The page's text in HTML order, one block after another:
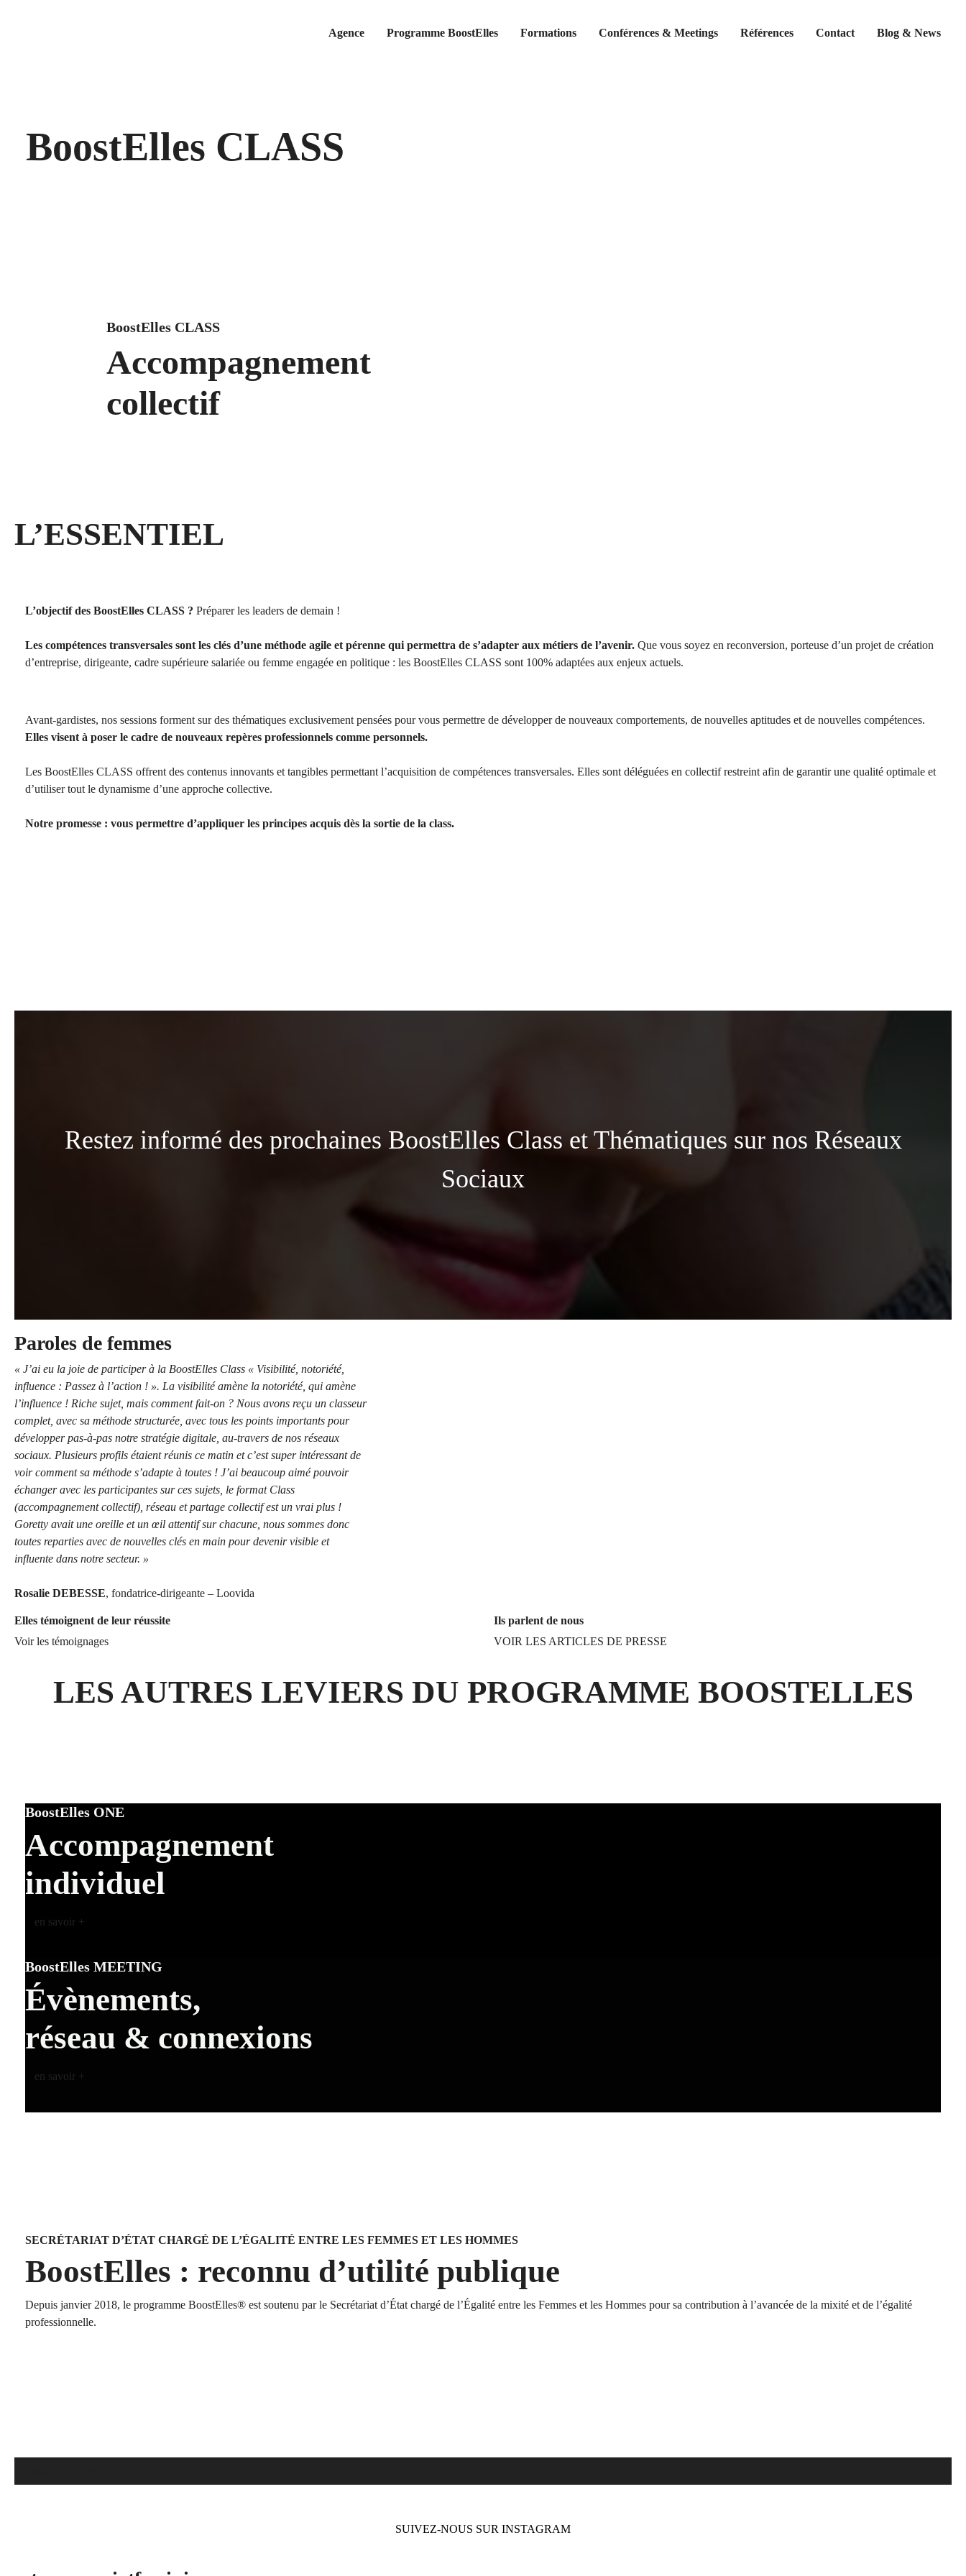
Agence Programme BoostElles Formations Conférences & Meetings Références Contact Blog & News
BoostElles CLASS
BoostElles CLASS
Accompagnement
collectif
L’ESSENTIEL
L’objectif des BoostElles CLASS ? Préparer les leaders de demain !
Les compétences transversales sont les clés d’une méthode agile et pérenne qui permettra de s’adapter aux métiers de l’avenir. Que vous soyez en reconversion, porteuse d’un projet de création
d’entreprise, dirigeante, cadre supérieure salariée ou femme engagée en politique : les BoostElles CLASS sont 100% adaptées aux enjeux actuels.
Avant-gardistes, nos sessions forment sur des thématiques exclusivement pensées pour vous permettre de développer de nouveaux comportements, de nouvelles aptitudes et de nouvelles compétences.
Elles visent à poser le cadre de nouveaux repères professionnels comme personnels.
Les BoostElles CLASS offrent des contenus innovants et tangibles permettant l’acquisition de compétences transversales. Elles sont déléguées en collectif restreint afin de garantir une qualité optimale et
d’utiliser tout le dynamisme d’une approche collective.
Notre promesse : vous permettre d’appliquer les principes acquis dès la sortie de la class.
Restez informé des prochaines BoostElles Class et Thématiques sur nos Réseaux
Sociaux
Paroles de femmes
« J’ai eu la joie de participer à la BoostElles Class « Visibilité, notoriété,
influence : Passez à l’action ! ». La visibilité amène la notoriété, qui amène
l’influence ! Riche sujet, mais comment fait-on ? Nous avons reçu un classeur
complet, avec sa méthode structurée, avec tous les points importants pour
développer pas-à-pas notre stratégie digitale, au-travers de nos réseaux
sociaux. Plusieurs profils étaient réunis ce matin et c’est super intéressant de
voir comment sa méthode s’adapte à toutes ! J’ai beaucoup aimé pouvoir
échanger avec les participantes sur ces sujets, le format Class
(accompagnement collectif), réseau et partage collectif est un vrai plus !
Goretty avait une oreille et un œil attentif sur chacune, nous sommes donc
toutes reparties avec de nouvelles clés en main pour devenir visible et
influente dans notre secteur. »
Rosalie DEBESSE, fondatrice-dirigeante – Loovida
Elles témoignent de leur réussite
Voir les témoignages
Ils parlent de nous
VOIR LES ARTICLES DE PRESSE
LES AUTRES LEVIERS DU PROGRAMME BOOSTELLES
BoostElles ONE
Accompagnement
individuel
en savoir +
BoostElles MEETING
Évènements,
réseau & connexions
en savoir +
SECRÉTARIAT D’ÉTAT CHARGÉ DE L’ÉGALITÉ ENTRE LES FEMMES ET LES HOMMES
BoostElles : reconnu d’utilité publique
Depuis janvier 2018, le programme BoostElles® est soutenu par le Secrétariat d’État chargé de l’Égalité entre les Femmes et les Hommes pour sa contribution à l’avancée de la mixité et de l’égalité
professionnelle.
SUIVEZ-NOUS SUR INSTAGRAM